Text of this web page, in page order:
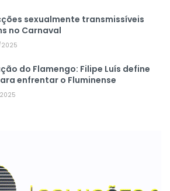
sexualmente transmissíveis
no Carnaval
do Flamengo: Filipe Luís define
enfrentar o Fluminense